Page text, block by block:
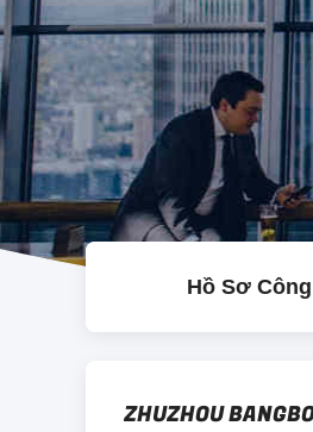
Hồ Sơ
ZHUZHOU